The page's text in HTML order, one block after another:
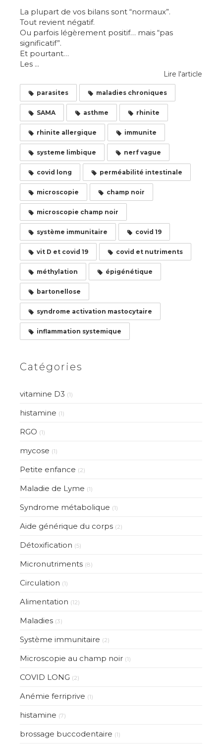
La plupart de vos bilans sont “normaux”.
Tout revient négatif.
Ou parfois légèrement positif… mais “pas
significatif”.
Et pourtant…
Les ...
Lire l'article
parasites maladies chroniques
SAMA asthme rhinite
rhinite allergique immunite
systeme limbique nerf vague
covid long perméabilité intestinale
microscopie champ noir
microscopie champ noir
système immunitaire covid 19
vit D et covid 19 covid et nutriments
méthylation épigénétique
bartonellose
syndrome activation mastocytaire
inflammation systemique
Catégories
vitamine D3 (1)
histamine (1)
RGO (1)
mycose (1)
Petite enfance (2)
Maladie de Lyme (1)
Syndrome métabolique (1)
Aide générique du corps (2)
Détoxification (5)
Micronutriments (8)
Circulation (1)
Alimentation (12)
Maladies (3)
Système immunitaire (2)
Microscopie au champ noir (1)
COVID LONG (2)
Anémie ferriprive (1)
histamine (7)
brossage buccodentaire (1)